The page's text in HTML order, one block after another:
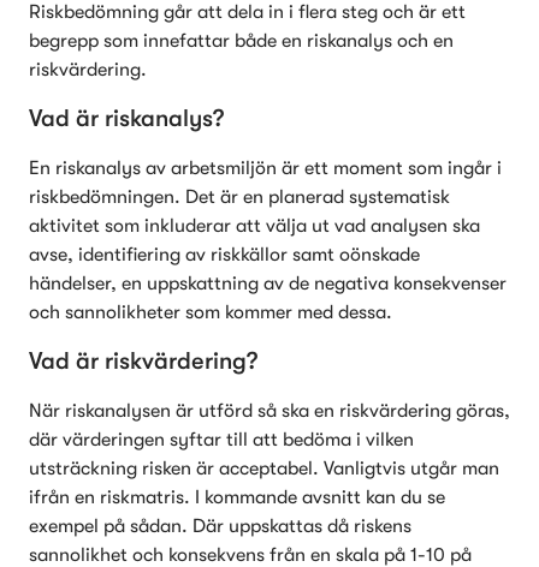
Riskbedömning går att dela in i flera steg och är ett
begrepp som innefattar både en riskanalys och en
riskvärdering.
Vad är riskanalys?
En riskanalys av arbetsmiljön är ett moment som ingår i
riskbedömningen. Det är en planerad systematisk
aktivitet som inkluderar att välja ut vad analysen ska
avse, identifiering av riskkällor samt oönskade
händelser, en uppskattning av de negativa konsekvenser
och sannolikheter som kommer med dessa.
Vad är riskvärdering?
När riskanalysen är utförd så ska en riskvärdering göras,
där värderingen syftar till att bedöma i vilken
utsträckning risken är acceptabel. Vanligtvis utgår man
ifrån en riskmatris. I kommande avsnitt kan du se
exempel på sådan. Där uppskattas då riskens
sannolikhet och konsekvens från en skala på 1-10 på